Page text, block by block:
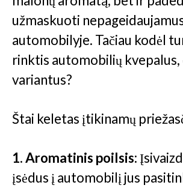
užmaskuoti
automobilyje. Tačiau kodėl
rinktis automobilių kvepalus,
variantus?
Štai keletas įtikinamų
1. Aromatinis poilsis:
įsėdus į automobilį jus